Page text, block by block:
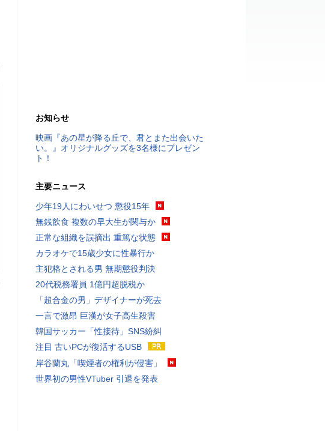
お知らせ
映画『あの星が降る丘で、君とまた出会いた
い。』オリジナルグッズを3名様にプレゼン
ト！
主要ニュース
少年19人にわいせつ 懲役15年
無銭飲食 複数の早大生が関与か
正常な組織を誤摘出 重篤な状態
カラオケで15歳少女に性暴行か
主犯格とされる男 無期懲役判決
20代税務署員 1億円超脱税か
「超合金の男」デザイナーが死去
一言で激昂 巨漢が女子高生殺害
韓国サッカー「性接待」SNS紛糾
注目 古いPCが復活するUSB
岸谷蘭丸「喫煙者の権利が侵害」
世界初の男性VTuber 引退を発表